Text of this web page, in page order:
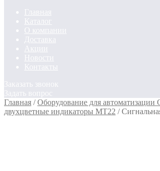
Главная
Каталог
О компании
Доставка
Акции
Новости
Контакты
Заказать звонок
Задать вопрос
Главная /Оборудование для
двухцветные индикаторы MT22 /